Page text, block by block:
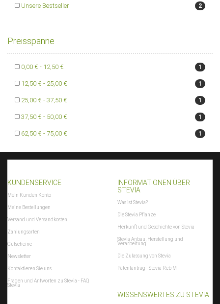
2
Unsere Bestseller
Preisspanne
1
0,00 € - 12,50 €
1
12,50 € - 25,00 €
1
25,00 € - 37,50 €
1
37,50 € - 50,00 €
1
62,50 € - 75,00 €
KUNDENSERVICE
Mein Kunden Konto
Meine Bestellungen
Versand und Versandkosten
Zahlungsarten
Gutscheine
Newsletter
Kontaktieren Sie uns
Fragen und Antworten zu Stevia - FAQ
Stevia
INFORMATIONEN ÜBER
STEVIA
Was ist Stevia?
Die Stevia Pflanze
Herkunft und Geschichte von Stevia
Stevia Anbau, Herstellung und
Verarbeitung
Die Zulassung von Stevia
Patentantrag - Stevia Reb M
WISSENSWERTES ZU STEVIA